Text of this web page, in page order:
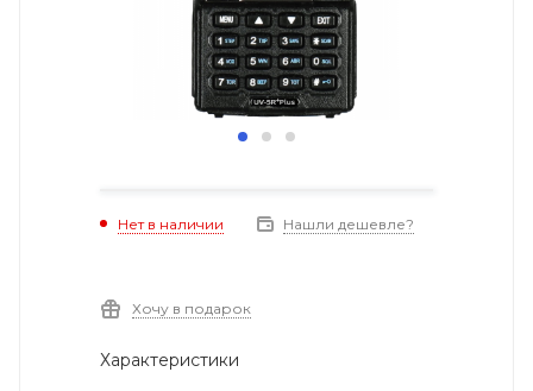
Нет в наличии Нашли дешевле?
Хочу в подарок
Характеристики